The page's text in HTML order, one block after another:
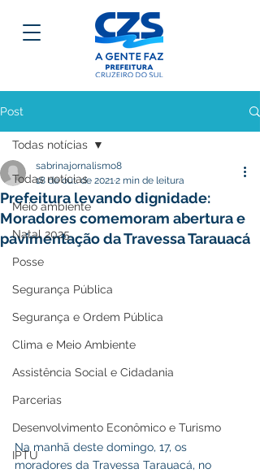
Post
Todas notícias
Meio ambiente
Natal 2025
Posse
Segurança Pública
Segurança e Ordem Pública
Clima e Meio Ambiente
Assistência Social e Cidadania
Parcerias
Desenvolvimento Econômico e Turismo
IPTU
Todas notícias
Prefeitura levando dignidade:
Moradores comemoram abertura e
pavimentação da Travessa Tarauacá
sabrinajornalismo8
18 de out. de 20212 min de leitura
Na manhã deste domingo, 17, os
moradores da Travessa Tarauacá, no